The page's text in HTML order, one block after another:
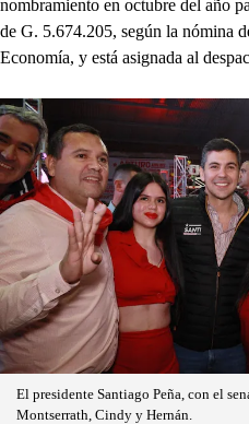
nombramiento en octubre del año
de G. 5.674.205, según la nómina
Economía, y está asignada al
El presidente Santiago Peña, con el
Montserrath, Cindy y Hernán.